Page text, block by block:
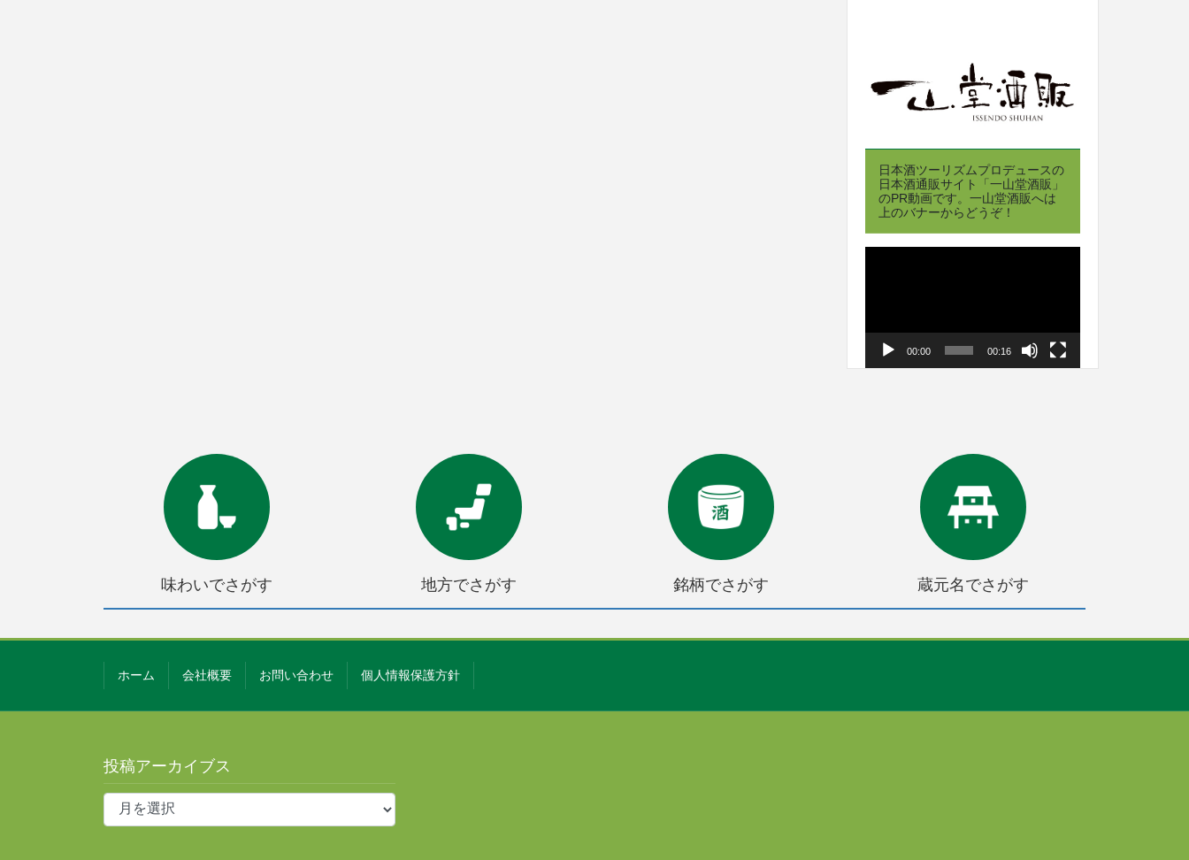
日本酒ツーリズムプロデュースの
日本酒通販サイト「一山堂酒販」
のPR動画です。一山堂酒販へは
上のバナーからどうぞ！
00:00 00:16
味わいでさがす 地方でさがす 銘柄でさがす 蔵元名でさがす
ホーム 会社概要 お問い合わせ 個人情報保護方針
投稿アーカイブス
投